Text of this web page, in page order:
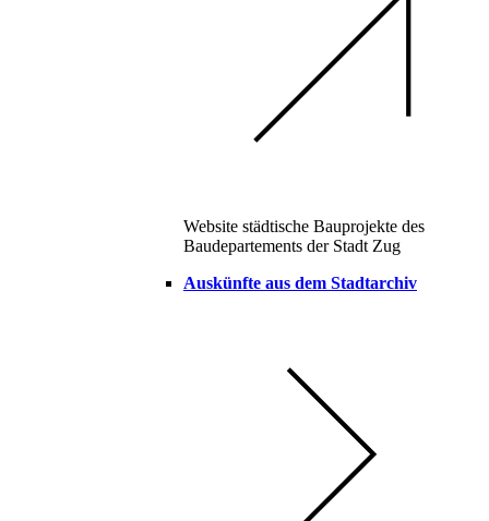
Website städtische Bauprojekte des
Baudepartements der Stadt Zug
Auskünfte aus dem Stadtarchiv